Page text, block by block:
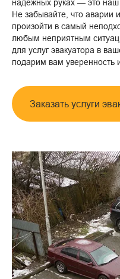
надежных руках — это наш
Не забывайте, что аварии
произойти в самый
любым неприятным
для услуг эвакуатора в
подарим вам уверенность
Заказать услуги